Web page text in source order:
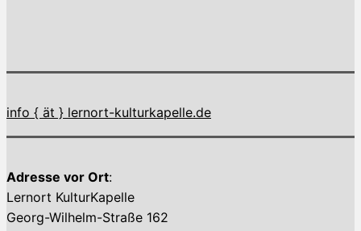
info { ät } lernort-kulturkapelle.de
Adresse vor Ort:
Lernort KulturKapelle
Georg-Wilhelm-Straße 162